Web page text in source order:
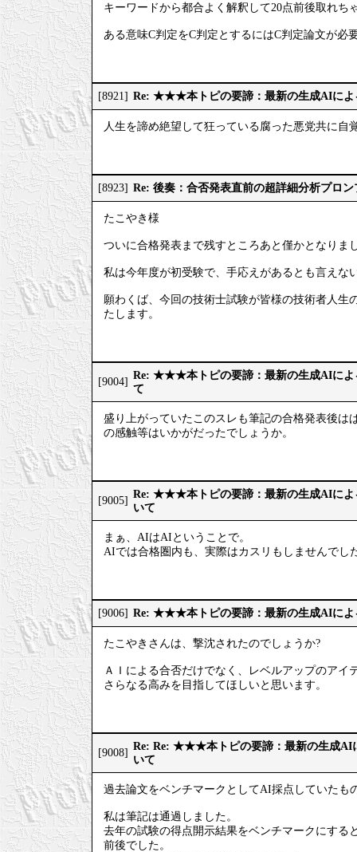
キーワードから都合よく解釈して20点前後取れち
ある意味C判定をC判定とするにはC判定論文が必
[8921] Re: ★★★本トピの要諦：最新の生成AIによ
人生を諦め絶望して狂っている腐った悪党共に自
[8923] Re: 後奏：合否発表直前の超詳細分析プロ
たこやき様
ついに合格発表まで残すところあと僅かとなりま
私は今年度が初受験で、手応えがあるとも言えな
願わくば、今回の技術士試験が皆様の技術者人生
たします。
[9004]
Re: ★★★本トピの要諦：最新の生成AIによ
て
盛り上がっていたこのスレも筆記の合格発表後
の感触等はいかがだったでしょうか。
[9005]
Re: ★★★本トピの要諦：最新の生成AIによ
いて
まぁ、AIはAIということで。
AIでは合格圏内も、実際はカスリもしませんでし
[9006] Re: ★★★本トピの要諦：最新の生成AIによ
たこやきさんは、撃沈されたのでしょうか?
ＡＩによる合否だけでなく、レベルアップのアイ
さらなる高みを目指してほしいと思います。
[9008]
Re: Re: ★★★本トピの要諦：最新の生成AI
いて
過去論文をベンチマークとしてAI採点していたも
私は筆記は通過しました。
去年の試験の得点開示結果をベンチマークにす
前後でした。